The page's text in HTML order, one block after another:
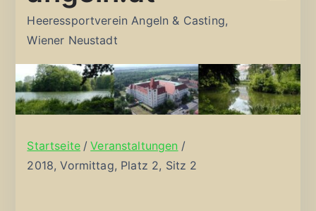
Heeressportverein Angeln & Casting,
Wiener Neustadt
Startseite
Veranstaltungen
2018, Vormittag, Platz 2, Sitz 2